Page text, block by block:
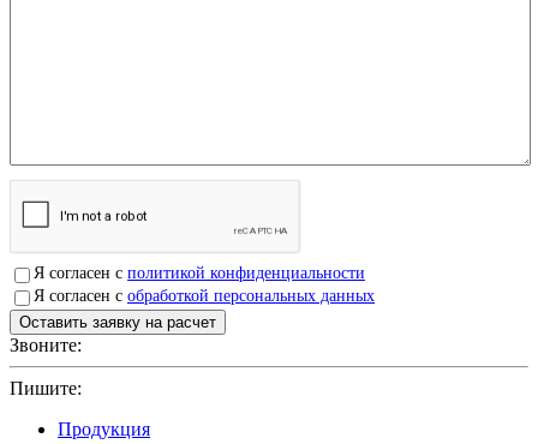
Я согласен с политикой конфиденциальности
Я согласен с обработкой персональных данных
Звоните:
Пишите:
Продукция